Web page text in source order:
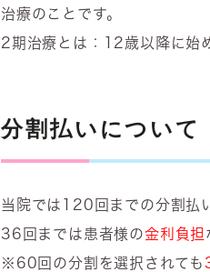
治療のことです。
2期治療とは：12歳以降に始
分割払いについて
当院では120回までの分割払
36回までは患者様の金利負担
※60回の分割を選択されても